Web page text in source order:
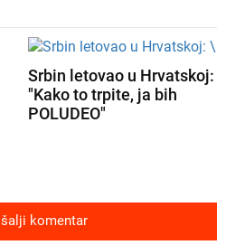
Srbin letovao u Hrvatskoj:
"Kako to trpite, ja bih
POLUDEO"
komentar